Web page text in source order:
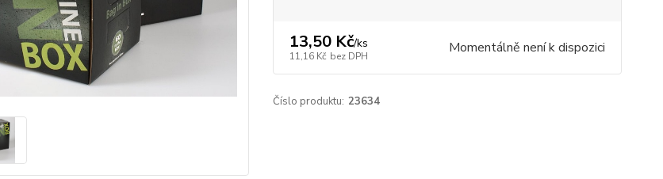
13,50 Kč/ks
11,16 Kč bez DPH Momentálně není k dispozici
Číslo produktu: 23634